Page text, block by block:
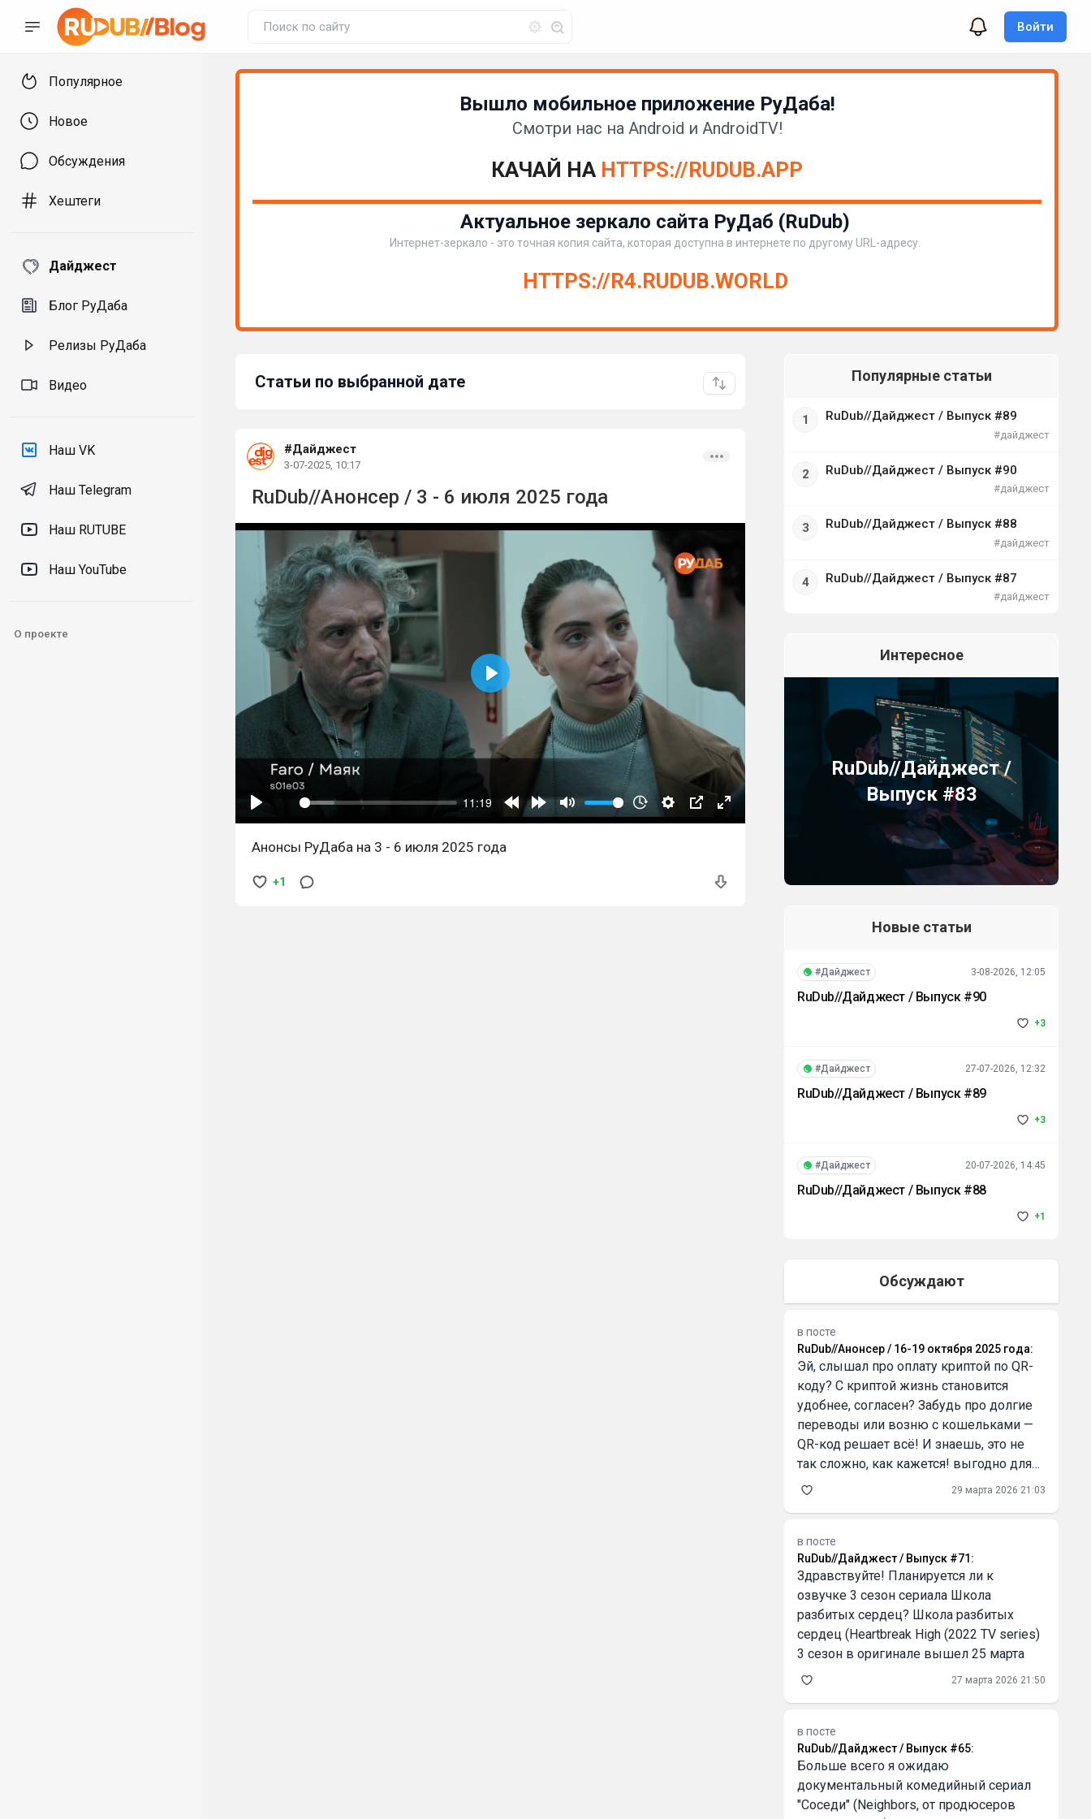
Войти
Популярное
Новое
Обсуждения
Хештеги
Дайджест
Блог РуДаба
Релизы РуДаба
Видео
Наш VK
Наш Telegram
Наш RUTUBE
Наш YouTube
О проекте
Вышло мобильное приложение РуДаба!
Смотри нас на Android и AndroidTV!
КАЧАЙ НА HTTPS://RUDUB.APP
Актуальное зеркало сайта РуДаб (RuDub)
Интернет-зеркало - это точная копия сайта, которая доступна в интернете по другому URL-адресу.
HTTPS://R4.RUDUB.WORLD
Статьи по выбранной дате
#Дайджест
3-07-2025, 10:17
RuDub//Анонсер / 3 - 6 июля 2025 года
Анонсы РуДаба на 3 - 6 июля 2025 года
+1
Популярные статьи
RuDub//Дайджест / Выпуск #89
#дайджест
RuDub//Дайджест / Выпуск #90
#дайджест
RuDub//Дайджест / Выпуск #88
#дайджест
RuDub//Дайджест / Выпуск #87
#дайджест
Интересное
RuDub//Дайджест /
Выпуск #83
Новые статьи
#Дайджест 3-08-2026, 12:05
RuDub//Дайджест / Выпуск #90
+3
#Дайджест 27-07-2026, 12:32
RuDub//Дайджест / Выпуск #89
+3
#Дайджест 20-07-2026, 14:45
RuDub//Дайджест / Выпуск #88
+1
Обсуждают
в посте
RuDub//Анонсер / 16-19 октября 2025 года:
Эй, слышал про оплату криптой по QR-
коду? С криптой жизнь становится
удобнее, согласен? Забудь про долгие
переводы или возню с кошельками —
QR-код решает всё! И знаешь, это не
так сложно, как кажется! выгодно для
бизнеса Серьёзно, первый раз оплатил
29 марта 2026 21:03
в посте
RuDub//Дайджест / Выпуск #71 :
Здравствуйте! Планируется ли к
озвучке 3 сезон сериала Школа
разбитых сердец? Школа разбитых
сердец (Heartbreak High (2022 TV series)
3 сезон в оригинале вышел 25 марта
27 марта 2026 21:50
в посте
RuDub//Дайджест / Выпуск #65:
Больше всего я ожидаю
документальный комедийный сериал
"Соседи" (Neighbors, от продюсеров